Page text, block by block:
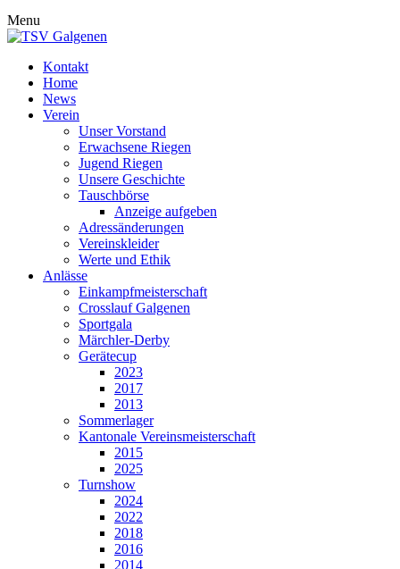
Menu
Kontakt
Home
News
Verein
Unser Vorstand
Erwachsene Riegen
Jugend Riegen
Unsere Geschichte
Tauschbörse
Anzeige aufgeben
Adressänderungen
Vereinskleider
Werte und Ethik
Anlässe
Einkampfmeisterschaft
Crosslauf Galgenen
Sportgala
Märchler-Derby
Gerätecup
2023
2017
2013
Sommerlager
Kantonale Vereinsmeisterschaft
2015
2025
Turnshow
2024
2022
2018
2016
2014